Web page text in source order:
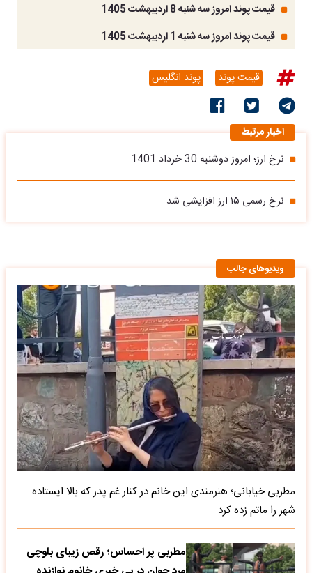
قیمت پوند امروز سه شنبه 8 اردیبهشت 1405
قیمت پوند امروز سه شنبه 1 اردیبهشت 1405
قیمت پوند پوند انگلیس
اخبار مرتبط
نرخ ارز؛ امروز دوشنبه 30 خرداد 1401
نرخ رسمی ۱۵ ارز افزایشی شد
ویدیوهای جالب
مطربی خیابانی؛ هنرمندی این خانم در کنار غم پدر که بالا ایستاده
شهر را ماتم زده کرد
مطربی پر احساس؛ رقص زیبای بلوچی